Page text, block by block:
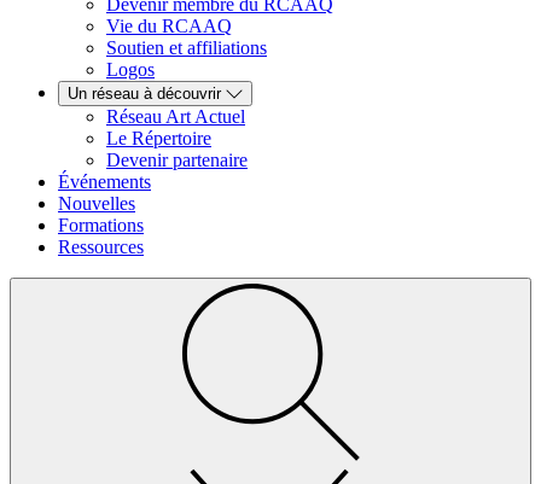
Devenir membre du RCAAQ
Vie du RCAAQ
Soutien et affiliations
Logos
Un réseau à découvrir
Réseau Art Actuel
Le Répertoire
Devenir partenaire
Événements
Nouvelles
Formations
Ressources